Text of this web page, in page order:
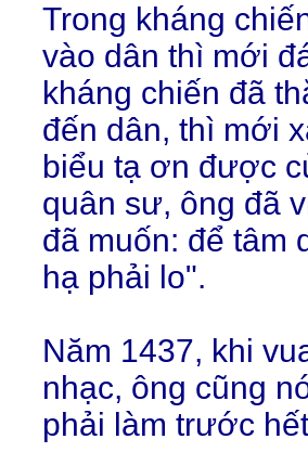
Trong kháng
vào dân thì mới
kháng chiến đã
đến dân, thì mới
biểu tạ ơn được
quân sư, ông đã
đã muốn: để tâm
hạ phải lo".
Năm 1437, khi
nhạc, ông cũng
phải làm trước